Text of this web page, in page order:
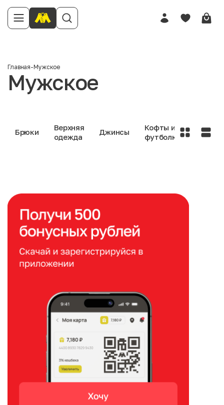
Главная-Мужское
Мужское
Брюки
Верхняя
одежда
Джинсы
Кофты и
футболки
Нижнее
белье